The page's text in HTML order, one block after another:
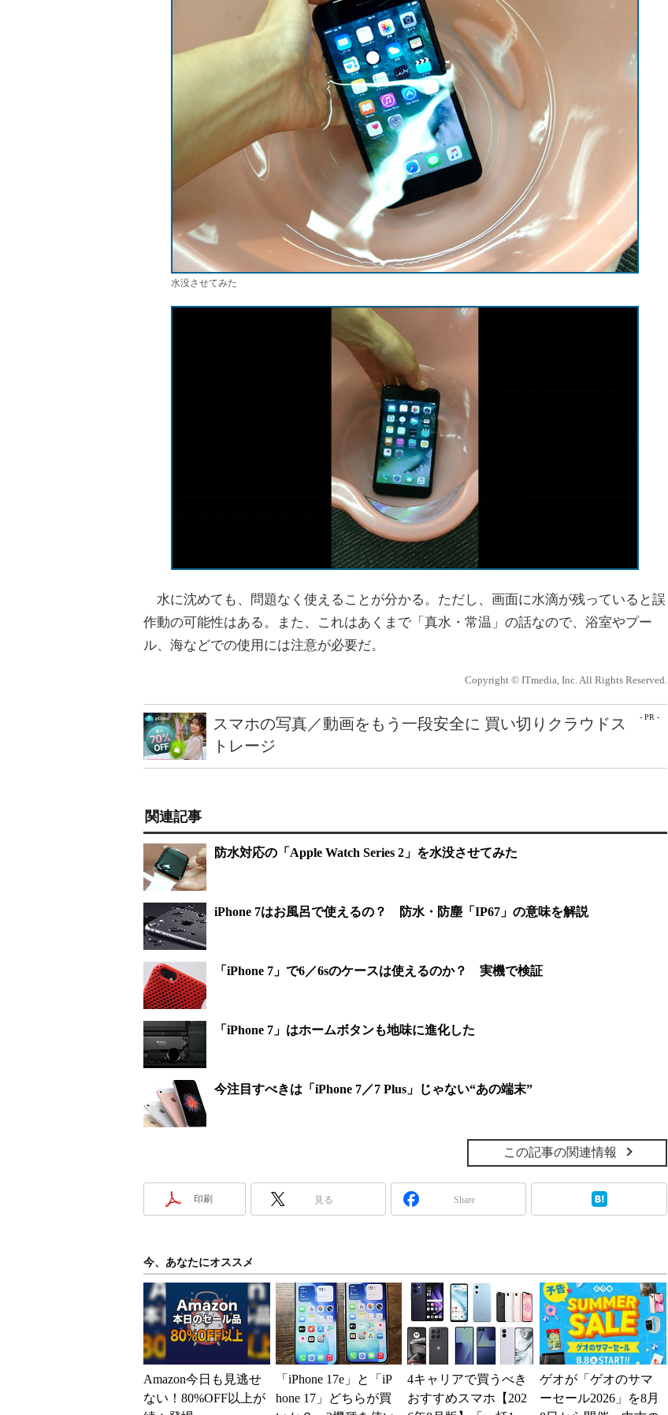
水没させてみた
水に沈めても、問題なく使えることが分かる。ただし、画面に水滴が残っていると誤
作動の可能性はある。また、これはあくまで「真水・常温」の話なので、浴室やプー
ル、海などでの使用には注意が必要だ。
Copyright © ITmedia, Inc. All Rights Reserved.
- PR -
スマホの写真／動画をもう一段安全に 買い切りクラウドス
トレージ
関連記事
防水対応の「Apple Watch Series 2」を水没させてみた
iPhone 7はお風呂で使えるの？ 防水・防塵「IP67」の意味を解説
「iPhone 7」で6／6sのケースは使えるのか？ 実機で検証
「iPhone 7」はホームボタンも地味に進化した
今注目すべきは「iPhone 7／7 Plus」じゃない“あの端末”
この記事の関連情報
印刷 見る Share
今、あなたにオススメ
Amazon今日も見逃せ
ない！80%OFF以上が
「iPhone 17e」と「iP
hone 17」どちらが買
4キャリアで買うべき
おすすめスマホ【202
ゲオが「ゲオのサマ
ーセール2026」を8月